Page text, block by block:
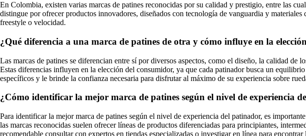
En Colombia, existen varias marcas de patines reconocidas por su calidad y prestigio, entre las
distingue por ofrecer productos innovadores, diseñados con tecnología de vanguardia y
freestyle o velocidad.
¿Qué diferencia a una marca de patines de otra y cómo influye en la
Las marcas de patines se diferencian entre sí por diversos aspectos, como el diseño, la calidad
Estas diferencias influyen en la elección del consumidor, ya que cada patinador busca un
específicos y le brinde la confianza necesaria para disfrutar al máximo de su experiencia sobre
¿Cómo identificar la mejor marca de patines según el nivel de experiencia
Para identificar la mejor marca de patines según el nivel de experiencia del patinador, es
las marcas reconocidas suelen ofrecer líneas de productos diferenciadas para principiantes,
recomendable consultar con expertos en tiendas especializadas o investigar en línea para